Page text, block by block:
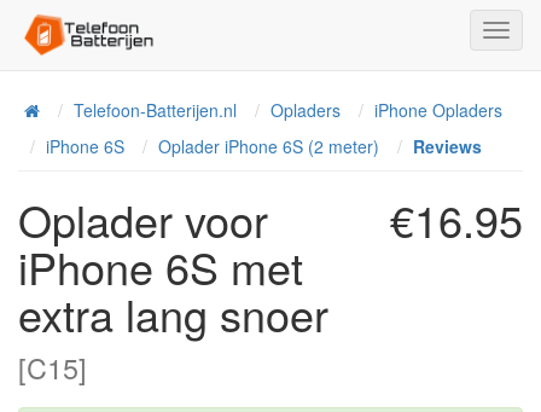
HomeTelefoon-Batterijen.nl Opladers
iPhone Opladers
iPhone 6S
Oplader iPhone 6S (2 meter) Reviews
€16.95
Oplader voor
iPhone 6S met
extra lang snoer
[C15]